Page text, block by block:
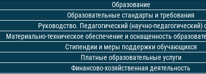
Образование
Образовательные стандарты и требования
Руководство. Педагогический (научно-педагогический)
Материально-техническое обеспечение и оснащенность
Стипендии и меры поддержки обучающихся
Платные образовательные услуги
Финансово-хозяйственная деятельность